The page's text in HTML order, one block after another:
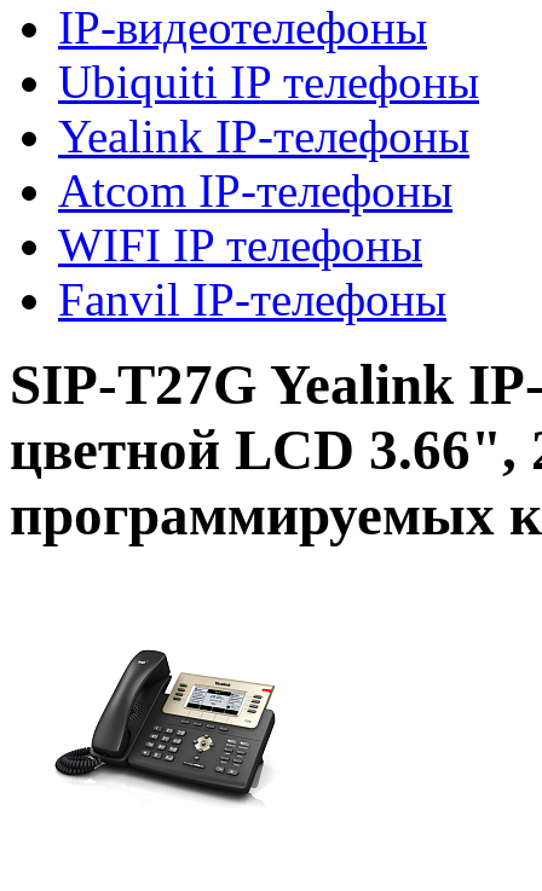
IP-видеотелефоны
Ubiquiti IP телефоны
Yealink IP-телефоны
Atcom IP-телефоны
WIFI IP телефоны
Fanvil IP-телефоны
SIP-T27G Yealink
цветной LCD 3.66",
программируемых